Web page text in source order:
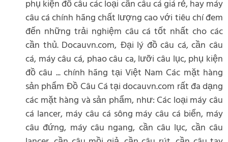
phụ kiện đồ câu các loại cần câu cá giá rẻ, hay máy
câu cá chính hãng chất lượng cao với tiêu chí đem
đến những trải nghiệm câu cá tốt nhất cho các
cần thủ. Docauvn.com, Đại lý đồ câu cá, cần câu
cá, máy câu cá, phao câu ca, lưỡi câu lục, phụ kiện
đồ câu ... chính hãng tại Việt Nam Các mặt hàng
sản phẩm Đồ Câu Cá tại docauvn.com rất đa dạng
các mặt hàng và sản phẩm, như: Các loại máy câu
cá lancer, máy câu cá sông máy câu cá biển, máy
câu đứng, máy câu ngang, cần câu lục, cần câu